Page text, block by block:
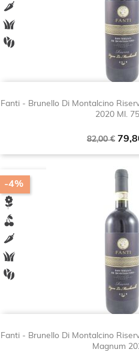
Fanti - Brunello Di Montalcino
2020 Ml.
Prezzo
82,00 €
Fanti - Brunello Di Montalcino
Magnum
-4%